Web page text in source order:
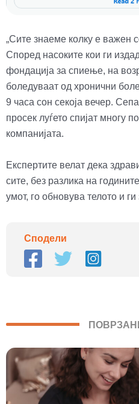
„Сите знаеме колку е важен
Според насоките кои ги
фондација за спиење, на
боледуваат од хронични
9 часа сон секоја вечер.
просек луѓето спијат многу
компанијата.
Експертите велат дека
сите, без разлика на
умот, го обновува телото и
Сподели